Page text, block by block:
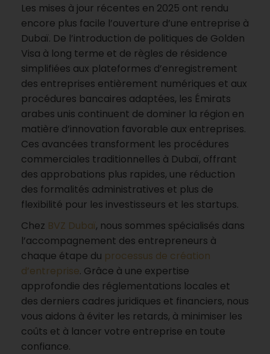
Les mises à jour récentes en 2025 ont rendu
encore plus facile l’ouverture d’une entreprise à
Dubaï. De l’introduction de politiques de Golden
Visa à long terme et de règles de résidence
simplifiées aux plateformes d’enregistrement
des entreprises entièrement numériques et aux
procédures bancaires adaptées, les Émirats
arabes unis continuent de dominer la région en
matière d’innovation favorable aux entreprises.
Ces avancées transforment les procédures
commerciales traditionnelles à Dubaï, offrant
des approbations plus rapides, une réduction
des formalités administratives et plus de
flexibilité pour les investisseurs et les startups.
Chez BVZ Dubaï, nous sommes spécialisés dans
l’accompagnement des entrepreneurs à
chaque étape du processus de création
d’entreprise. Grâce à une expertise
approfondie des réglementations locales et
des derniers cadres juridiques et financiers, nous
vous aidons à éviter les retards, à minimiser les
coûts et à lancer votre entreprise en toute
confiance.